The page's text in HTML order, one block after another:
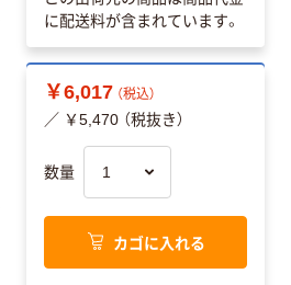
に配送料が含まれています。
￥6,017 （税込）
／ ￥5,470 （税抜き）
数量
カゴに入れる